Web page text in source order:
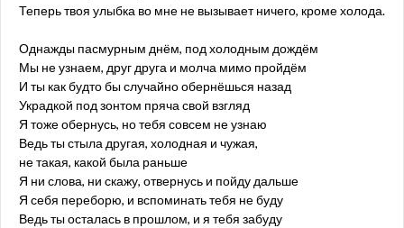
Теперь твоя улыбка во мне не вызывает ничего, кроме холода.
Однажды пасмурным днём, под холодным дождём
Мы не узнаем, друг друга и молча мимо пройдём
И ты как будто бы случайно обернёшься назад
Украдкой под зонтом пряча свой взгляд
Я тоже обернусь, но тебя совсем не узнаю
Ведь ты стыла другая, холодная и чужая,
не такая, какой была раньше
Я ни слова, ни скажу, отвернусь и пойду дальше
Я себя переборю, и вспоминать тебя не буду
Ведь ты осталась в прошлом, и я тебя забуду